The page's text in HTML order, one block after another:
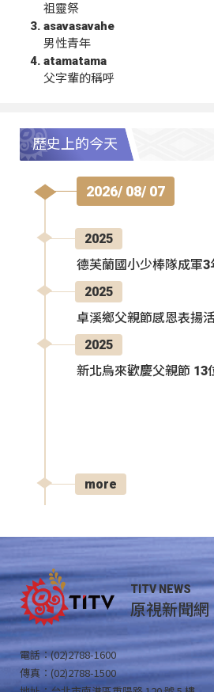
祖靈祭
asavasavahe
男性青年
atamatama
父字輩的稱呼
歷史上的今天
2026/ 08/ 07
2025
德芙蘭國小少棒隊成軍
2025
卓溪鄉父親節感恩表揚
2025
新北烏來歡慶父親節 13
more
TITV NEWS
原視新聞網
電話：(02)2788-1600
傳真：(02)2788-1500